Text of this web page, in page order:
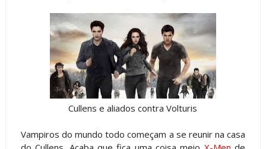
Cullens e aliados contra Volturis
Vampiros do mundo todo começam a se reunir na casa